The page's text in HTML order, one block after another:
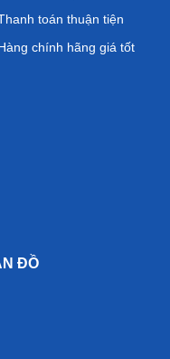
toán thuận tiện
chính hãng giá tốt
ĐỒ